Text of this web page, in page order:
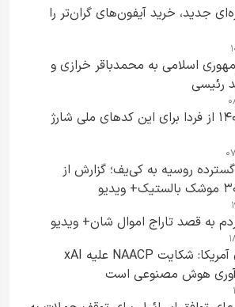
جدید، خرید آیفون‌های گران‌تر را
اسلامی به محمدباقر خرازی و
رئیسی
کالابرگ مرداد ۱۴۰۵ از فردا برای این کدهای ملی شارژ
روسیه به کی‌یف؛ گزارش از
به قصد تاراج اموال شان+ ویدیو
وزارت دادگستری آمریکا: شکایت NAACP علیه xAI
هوش مصنوعی است